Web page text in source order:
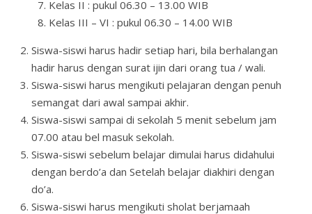
Kelas II : pukul 06.30 – 13.00 WIB
Kelas III – VI : pukul 06.30 – 14.00 WIB
Siswa-siswi harus hadir setiap hari, bila berhalangan
hadir harus dengan surat ijin dari orang tua / wali.
Siswa-siswi harus mengikuti pelajaran dengan penuh
semangat dari awal sampai akhir.
Siswa-siswi sampai di sekolah 5 menit sebelum jam
07.00 atau bel masuk sekolah.
Siswa-siswi sebelum belajar dimulai harus didahului
dengan berdo’a dan Setelah belajar diakhiri dengan
do’a.
Siswa-siswi harus mengikuti sholat berjamaah